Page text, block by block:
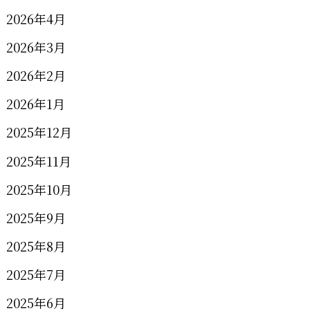
2026年4月
2026年3月
2026年2月
2026年1月
2025年12月
2025年11月
2025年10月
2025年9月
2025年8月
2025年7月
2025年6月